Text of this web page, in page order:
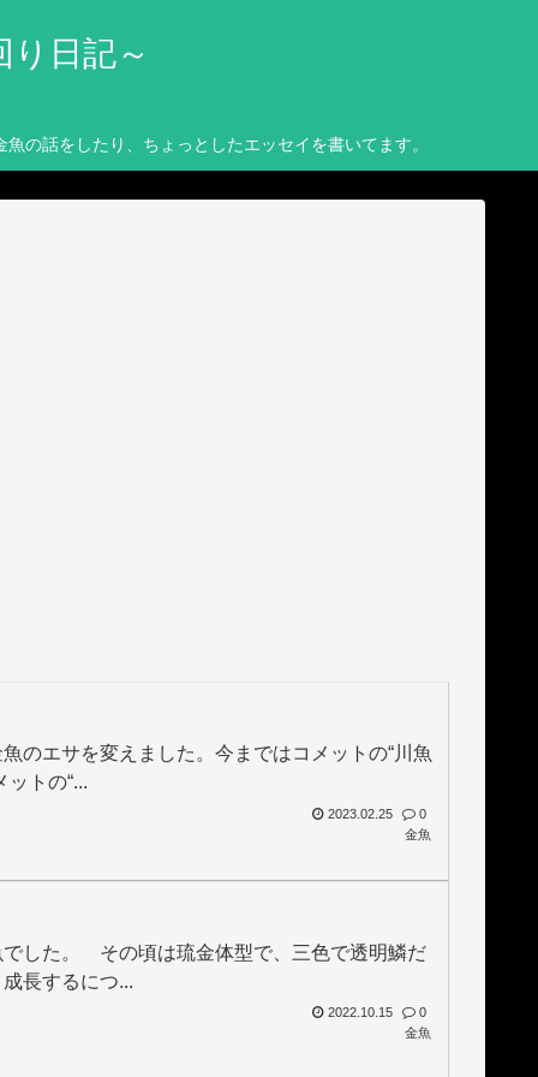
日記～
話をしたり、ちょっとしたエッセイを書いてます。
のエサを変えました。今まではコメットの“川魚
トの“...
2023.02.25
0
金魚
した。 その頃は琉金体型で、三色で透明鱗だ
長するにつ...
2022.10.15
0
金魚